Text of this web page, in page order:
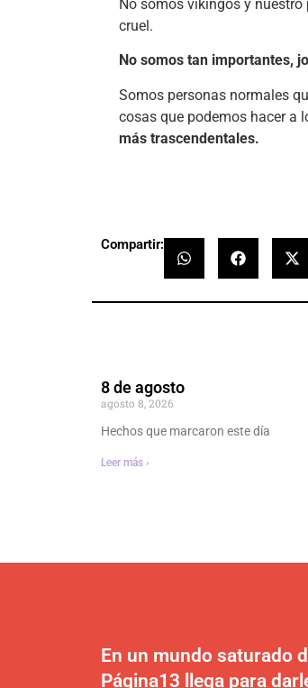
No somos vikingos y
cruel.
No somos tan importantes,
Somos personas normales
cosas que podemos hacer a
más trascendentales.
-
Compartir:
8 de agosto
agosto 8, 2026
Hechos que marcaron este día
Leer más ›
En un mundo saturado
Página13 llega para